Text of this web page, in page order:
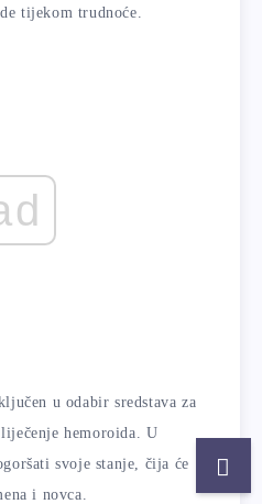
tijekom trudnoće.
u odabir sredstava za
hemoroida. U
svoje stanje, čija će
i novca.